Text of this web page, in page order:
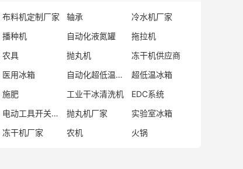
布料机定制厂家 轴承
冷水机厂家
播种机
自动化液氮罐
拖拉机
农具
抛丸机
冻干机供应商
医用冰箱
自动化超低温存储系统厂家
超低温冰箱
施肥
工业干冰清洗机
EDC系统
电动工具开关厂家
抛丸机厂家
实验室冰箱
冻干机厂家
农机 火锅